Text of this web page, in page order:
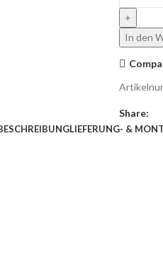
In den
Share:
LIEFERUNG- &